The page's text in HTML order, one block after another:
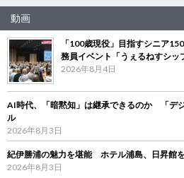
動画
「100歳現役」目指すシニア
務員イベント「うぇるねすシッ
2026年8月4日
AI時代、「暗黙知」は継承できるのか 「デ
ル
2026年8月3日
紀伊勝浦の魅力を堪能 ホテル浦島、日昇館
2026年8月3日